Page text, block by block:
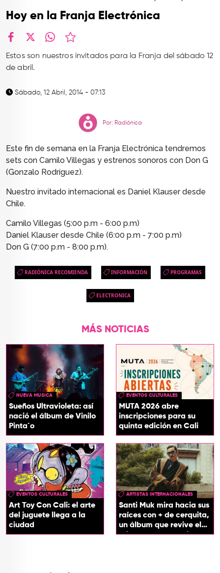
Hoy en la Franja Electrónica
Estos son nuestros invitados para la Franja del sábado 12
de abril.
Sábado, 12 Abril, 2014 - 07:13
Por: Radiónica
Este fin de semana en la Franja Electrónica tendremos
sets con Camilo Villegas y estrenos sonoros con Don G
(Gonzalo Rodríguez).
Nuestro invitado internacional es Daniel Klauser desde
Chile.
Camilo Villegas (5:00 p.m - 6:00 p.m)
Daniel Klauser desde Chile (6:00 p.m - 7:00 p.m)
Don G (7:00 p.m - 8:00 p.m).
RADIÓNICA RECOMIENDA INFORMACIÓN PROGRAMAS
ELECTRONICA
MÁS NOTICIAS
NUEVA MUSICA
Sueños Ultravioleta: así
nació el álbum de Vinilo
Pinta´o
EVENTOS CULTURALES
MUTA 2026 abre
inscripciones para su
quinta edición en Cali
EVENTOS CULTURALES
Art Toy Con Cali: el arte
del juguete llega a la
ciudad
ARTISTAS INTERNACIONALES
Santi Muk mira hacia sus
raíces con + de cerquita,
un álbum que revive el
origen de sus canciones